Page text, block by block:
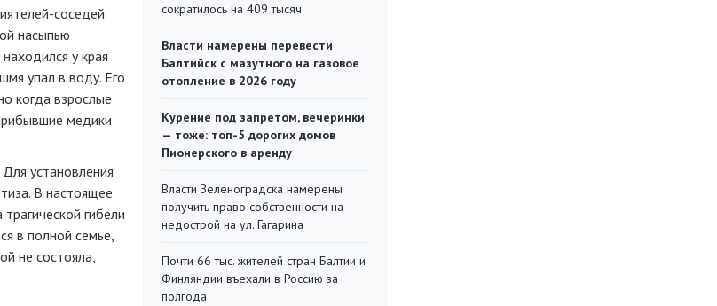
соседей
насыпью
у края
упал в воду. Его
когда взрослые
медики
установления
В настоящее
гибели
в полной семье,
не состояла,
сократилось на 409 тысяч
Власти намерены перевести
Балтийск с мазутного на газовое
отопление в 2026 году
Курение под запретом, вечеринки
— тоже: топ-5 дорогих домов
Пионерского в аренду
Власти Зеленоградска намерены
получить право собственности на
недострой на ул. Гагарина
Почти 66 тыс. жителей стран Балтии и
Финляндии въехали в Россию за
полгода